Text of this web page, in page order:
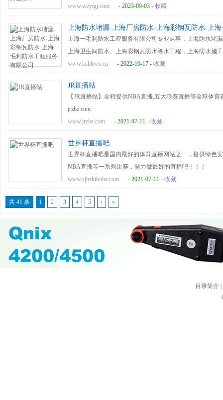
www.wzytgj.com
- 2023-09-03 - 收藏
上海防水堵漏-上海厂房防水-上海彩钢瓦防水-上
上海一毛利防水工程服务有限公司专业从事：上海防水堵
上海卫生间防水、上海彩钢瓦防水等水工程，上海防水施工
www.kshkwx.cn
- 2022-10-17 - 收藏
JR直播站
【JR直播站】全程提供NBA直播,五大联赛直播等全球体
jrzbz.com
www.jrzbz.com
- 2021-07-11 - 收藏
世界杯直播吧
世界杯直播吧是国内最好的体育直播网站之一，提供绿色
NBA直播等一系列比赛，努力做最好的直播吧！！！
www.sjbzhiboba.com
- 2021-07-11 - 收藏
共 41 条 1 2 3 4 5 › »
目录简介